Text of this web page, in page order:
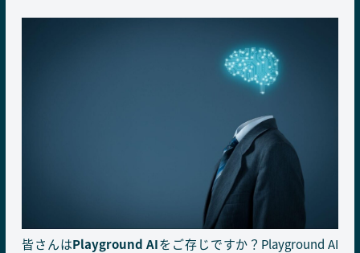
皆さんはPlayground AIをご存じですか？Playground AI